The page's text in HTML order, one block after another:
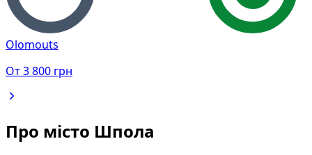
Olomouts
От3 800 грн
Про місто Шпола